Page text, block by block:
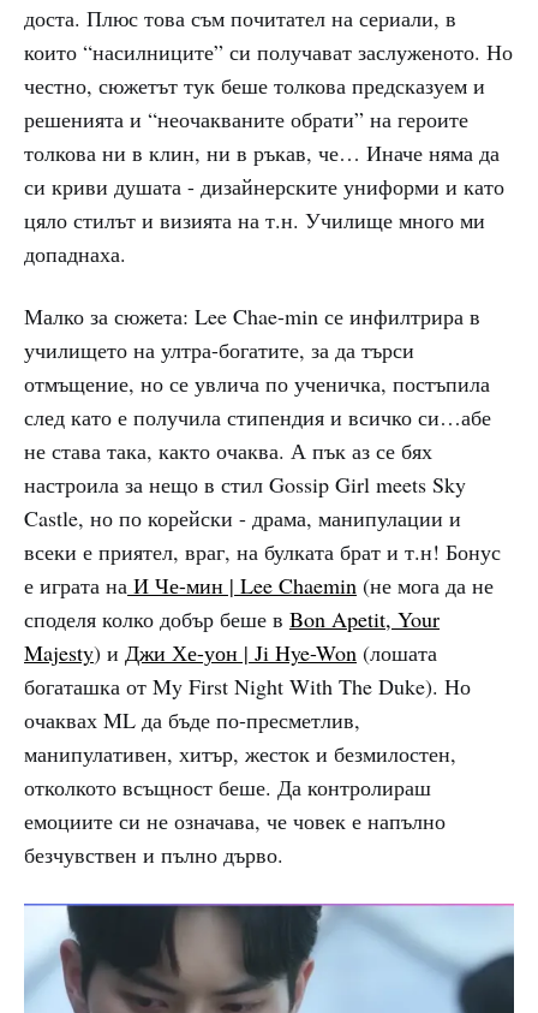
доста. Плюс това съм почитател на сериали, в
които “насилниците” си получават заслуженото. Но
честно, сюжетът тук беше толкова предсказуем и
решенията и “неочакваните обрати” на героите
толкова ни в клин, ни в ръкав, че… Иначе няма да
си криви душата - дизайнерските униформи и като
цяло стилът и визията на т.н. Училище много ми
допаднаха.
Малко за сюжета: Lee Chae-min се инфилтрира в
училището на ултра-богатите, за да търси
отмъщение, но се увлича по ученичка, постъпила
след като е получила стипендия и всичко си…абе
не става така, както очаква. А пък аз се бях
настроила за нещо в стил Gossip Girl meets Sky
Castle, но по корейски - драма, манипулации и
всеки е приятел, враг, на булката брат и т.н! Бонус
е играта на И Че-мин | Lee Chaemin (не мога да не
споделя колко добър беше в Bon Apetit, Your
Majesty) и Джи Хе-уон | Ji Hye-Won (лошата
богаташка от My First Night With The Duke). Но
очаквах ML да бъде по-пресметлив,
манипулативен, хитър, жесток и безмилостен,
отколкото всъщност беше. Да контролираш
емоциите си не означава, че човек е напълно
безчувствен и пълно дърво.